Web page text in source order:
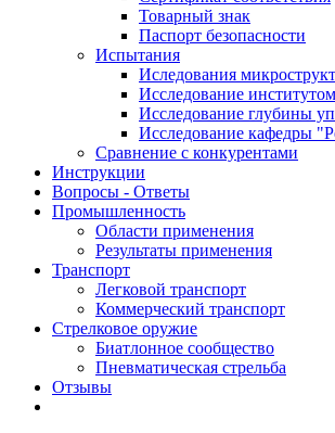
Товарный знак
Паспорт безопасности
Испытания
Иследования
Исследование
Исследование глубины
Исследование кафедры
Сравнение с конкурентами
Инструкции
Вопросы - Ответы
Промышленность
Области применения
Результаты применения
Транспорт
Легковой транспорт
Коммерческий транспорт
Стрелковое оружие
Биатлонное сообщество
Пневматическая стрельба
Отзывы